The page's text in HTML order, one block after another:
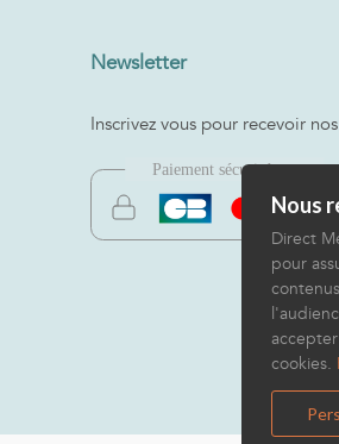
Newsletter
Inscrivez vous pour recevoir
Nous
Direct
pour
cookies.